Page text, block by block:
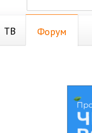
ТВ Форум